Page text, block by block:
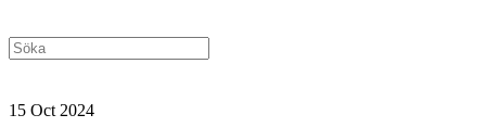
15 Oct 2024